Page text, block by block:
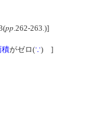
pp .262-263.)]
積がゼロ(∵) ]